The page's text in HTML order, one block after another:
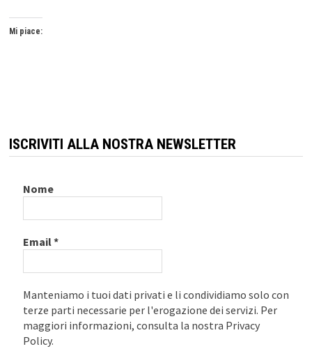
Mi piace:
ISCRIVITI ALLA NOSTRA NEWSLETTER
Nome
Email*
Manteniamo i tuoi dati privati e li condividiamo solo con
terze parti necessarie per l'erogazione dei servizi. Per
maggiori informazioni, consulta la nostra Privacy
Policy.